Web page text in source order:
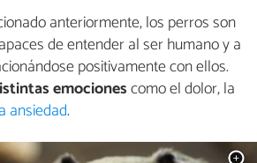
anteriormente, los perros son
de entender al ser humano y a
positivamente con ellos.
emocionescomo el dolor, la
ansiedad.